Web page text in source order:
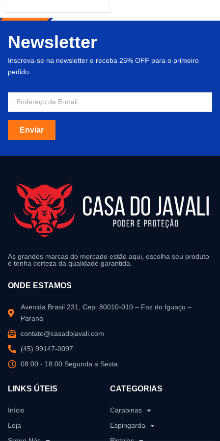
Newsletter
Inscreva-se na newsletter e receba 25% OFF para o primeiro
pedido
Enviar
As grandes marcas do mercado estão aqui, escolha seu produto
e tenha certeza da qualidade garantida.
ONDE ESTAMOS
Avenida Brasil 231, Cep: 80010-010 – Foz do Iguaçu –
Paraná
contato@casadojavali.com
(45) 99147-0097
08:00 - 18:00 Segunda a Sexta
LINKS ÚTEIS
Início
Loja
CATEGORIAS
Carabinas
Espingarda